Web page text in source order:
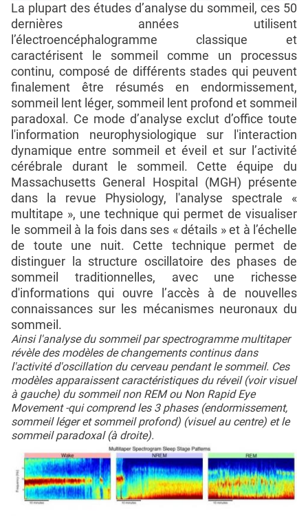
La plupart des études d’analyse du sommeil, ces 50
dernières années utilisent
l’électroencéphalogramme classique et
caractérisent le sommeil comme un processus
continu, composé de différents stades qui peuvent
finalement être résumés en endormissement,
sommeil lent léger, sommeil lent profond et sommeil
paradoxal. Ce mode d’analyse exclut d’office toute
l'information neurophysiologique sur l'interaction
dynamique entre sommeil et éveil et sur l’activité
cérébrale durant le sommeil. Cette équipe du
Massachusetts General Hospital (MGH) présente
dans la revue Physiology, l'analyse spectrale «
multitape », une technique qui permet de visualiser
le sommeil à la fois dans ses « détails » et à l’échelle
de toute une nuit. Cette technique permet de
distinguer la structure oscillatoire des phases de
sommeil traditionnelles, avec une richesse
d'informations qui ouvre l’accès à de nouvelles
connaissances sur les mécanismes neuronaux du
sommeil.
Ainsi l'analyse du sommeil par spectrogramme multitaper
révèle des modèles de changements continus dans
l'activité d'oscillation du cerveau pendant le sommeil. Ces
modèles apparaissent caractéristiques du réveil (voir visuel
à gauche) du sommeil non REM ou Non Rapid Eye
Movement -qui comprend les 3 phases (endormissement,
sommeil léger et sommeil profond) (visuel au centre) et le
sommeil paradoxal (à droite).